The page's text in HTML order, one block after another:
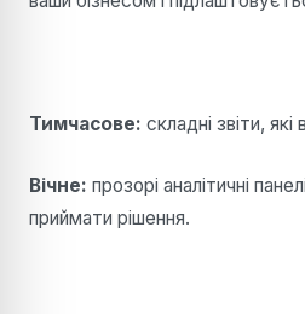
Тимчасове: складні звіти,
Вічне: прозорі аналітичні
приймати рішення.